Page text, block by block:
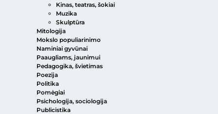
Kinas, teatras, šokiai
Muzika
Skulptūra
Mitologija
Mokslo populiarinimo
Naminiai gyvūnai
Paaugliams, jaunimui
Pedagogika, švietimas
Poezija
Politika
Pomėgiai
Psichologija, sociologija
Publicistika